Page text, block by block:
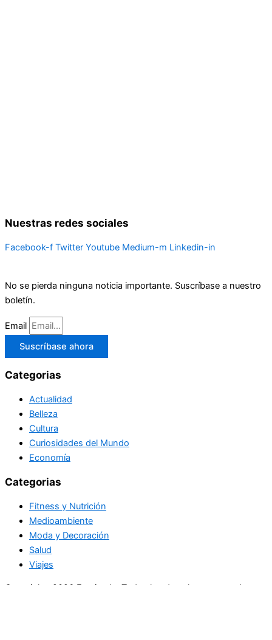
Nuestras redes sociales
Facebook-f Twitter Youtube Medium-m Linkedin-in
No se pierda ninguna noticia importante. Suscríbase a nuestro
boletín.
Email
Suscríbase ahora
Categorias
Actualidad
Belleza
Cultura
Curiosidades del Mundo
Economía
Categorias
Fitness y Nutrición
Medioambiente
Moda y Decoración
Salud
Viajes
Copyright+2026 En circulo. Todos los derechos reservados